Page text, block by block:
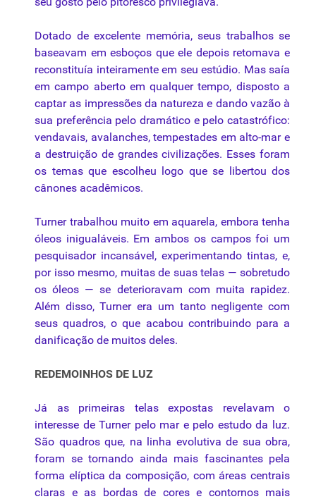
Dotado de excelente memória, seus trabalhos se
baseavam em esboços que ele depois retomava e
reconstituía inteiramente em seu estúdio. Mas saía
emcampo aberto em qualquer tempo, disposto a
captar as impressões da natureza e dando vazão à
sua preferência pelo dramático e pelo catastrófico:
vendavais, avalanches, tempestades em alto-mar e
a destruição de grandes civilizações. Esses foram
os temas que escolheu logo que se libertou dos
cânones acadêmicos.
Turner trabalhou muito em aquarela, embora tenha
óleos inigualáveis. Em ambos os campos foi um
pesquisador incansável, experimentando tintas, e,
por isso mesmo, muitas de suas telas — sobretudo
os óleos — se deterioravam com muita rapidez.
Além disso, Turner era um tanto negligente com
seus quadros, o que acabou contribuindo para a
danificação de muitos deles.
REDEMOINHOS DE LUZ
Já as primeiras telas expostas revelavam o
interesse de Turner pelo mar e pelo estudo da luz.
São quadros que, na linha evolutiva de sua obra,
foram se tornando ainda mais fascinantes pela
forma elíptica da composição, com áreas centrais
claras e as bordas de cores e contornos mais